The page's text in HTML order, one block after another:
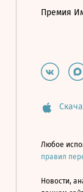
Премия
Любое
правил
Новости,